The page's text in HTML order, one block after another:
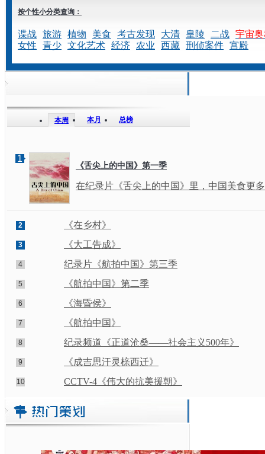
按个性小分类查询：
谍战 旅游 植物 美食 考古发现 大清 皇陵 二战 宇宙
女性
青少 文化艺术 经济 农业 西藏 刑侦案件 宫殿
本周 本月 总榜
1
《舌尖上的中国》第一季
在纪录片《舌尖上的中国》里，中国美食更
2 《在乡村》
3 《大工告成》
4 纪录片《航拍中国》第三季
5 《航拍中国》第二季
6 《海昏侯》
7 《航拍中国》
8 纪录频道《正道沧桑——社会主义500年》
9 《成吉思汗灵榇西迁》
10 CCTV-4《伟大的抗美援朝》